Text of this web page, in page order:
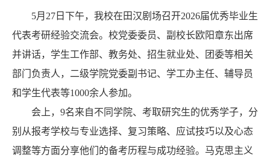
5月27日下午，我校在田汉剧场召开2026届优秀毕业生
代表考研经验交流会。校党委委员、副校长欧阳章东出席
并讲话，学生工作部、教务处、招生就业处、团委等相关
部门负责人，二级学院党委副书记、学工办主任、辅导员
和学生代表等1000余人参加。
会上，9名来自不同学院、考取研究生的优秀学子，分
别从报考学校与专业选择、复习策略、应试技巧以及心态
调整等方面分享他们的备考历程与成功经验。马克思主义